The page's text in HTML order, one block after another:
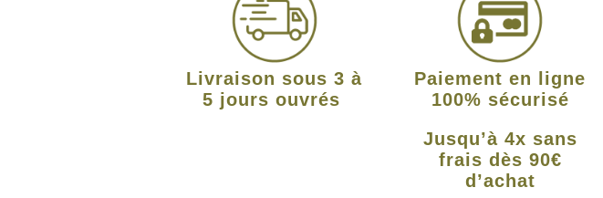
Livraison sous 3 à
5 jours ouvrés
Paiement en ligne
100% sécurisé
Jusqu’à 4x sans
frais dès 90€
d’achat